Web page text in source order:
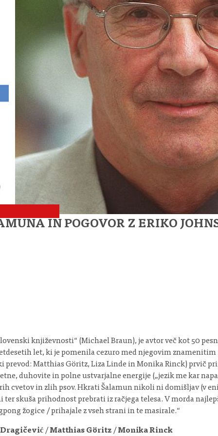
IN POGOVOR Z ERIKO
književnosti“ (Michael Braun), je avtor več kot 50
let, ki je pomenila cezuro med njegovim
prevod: Matthias Göritz, Liza Linde in Monika Rinck) prvič
duhovite in polne ustvarjalne energije („jezik me kar
cvetov in zlih psov. Hkrati Šalamun nikoli ni domišljav (v
skuša prihodnost prebrati iz račjega telesa. V morda
žogice / prihajale z vseh strani in te masirale.“
/Matthias Göritz /Monika Rinck